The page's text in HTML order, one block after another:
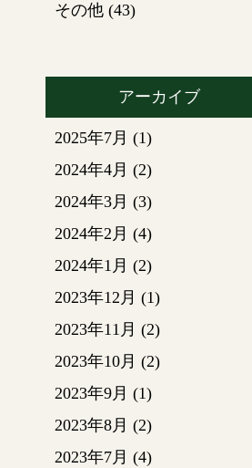
その他 (43)
アーカイブ
2025年7月 (1)
2024年4月 (2)
2024年3月 (3)
2024年2月 (4)
2024年1月 (2)
2023年12月 (1)
2023年11月 (2)
2023年10月 (2)
2023年9月 (1)
2023年8月 (2)
2023年7月 (4)